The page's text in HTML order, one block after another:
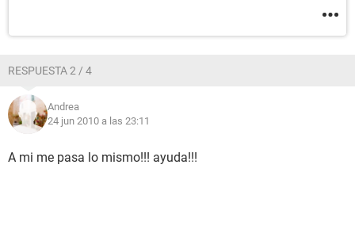
RESPUESTA 2 / 4
Andrea
24 jun 2010 a las 23:11
A mi me pasa lo mismo!!! ayuda!!!